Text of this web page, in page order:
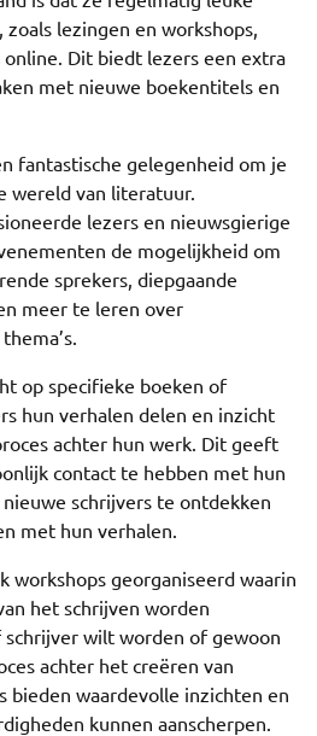
lezingen en workshops,
Dit biedt lezers een extra
met nieuwe boekentitels en
fantastische gelegenheid om je
wereld van literatuur.
lezers en nieuwsgierige
de mogelijkheid om
sprekers, diepgaande
meer te leren over
op specifieke boeken of
hun verhalen delen en inzicht
achter hun werk. Dit geeft
contact te hebben met hun
schrijvers te ontdekken
met hun verhalen.
workshops georganiseerd waarin
het schrijven worden
wilt worden of gewoon
achter het creëren van
bieden waardevolle inzichten en
kunnen aanscherpen.